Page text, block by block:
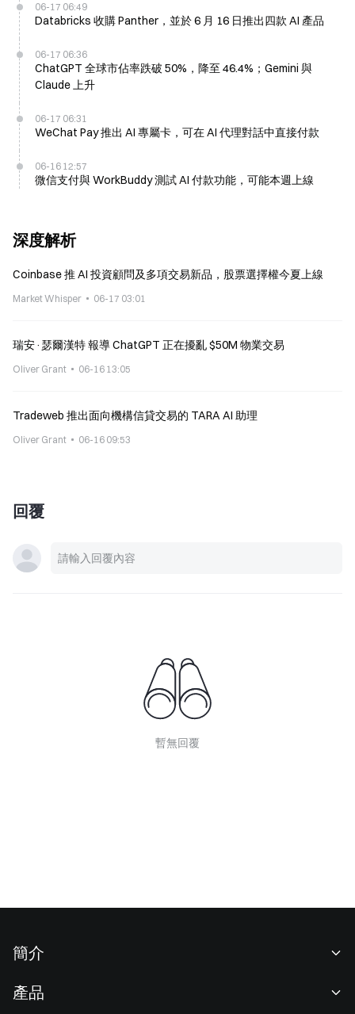
06-17 06:49
Databricks 收購 Panther，並於 6 月 16 日推出四款 AI 產品
06-17 06:36
ChatGPT 全球市佔率跌破 50%，降至 46.4%；Gemini 與
Claude 上升
06-17 06:31
WeChat Pay 推出 AI 專屬卡，可在 AI 代理對話中直接付款
06-16 12:57
微信支付與 WorkBuddy 測試 AI 付款功能，可能本週上線
深度解析
Coinbase 推 AI 投資顧問及多項交易新品，股票選擇權今夏上線
Market Whisper 06-17 03:01
瑞安·瑟爾漢特 報導 ChatGPT 正在擾亂 $50M 物業交易
Oliver Grant 06-16 13:05
Tradeweb 推出面向機構信貸交易的 TARA AI 助理
Oliver Grant 06-16 09:53
回覆
暫無回覆
簡介
產品